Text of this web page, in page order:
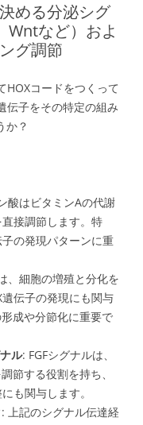
める分泌シグ
Wntなど）およ
グ調節
HOXコードをつくって
伝子をその特定の組み
か？
酸はビタミンAの代謝
接調節します。特
の発現パターンに重
、細胞の増殖と分化を
伝子の発現にも関与
成や分節化に重要で
ル: FGFシグナルは、
節する役割を持ち、
も関与します。
: 上記のシグナル伝達経